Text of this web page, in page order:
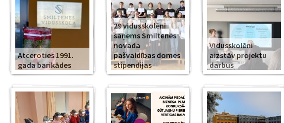
Atceroties 1991.
gada barikādes
29 vidusskolēni
saņems Smiltenes
novada
pašvaldības domes
stipendijas
Vidusskolēni
aizstāv projektu
darbus